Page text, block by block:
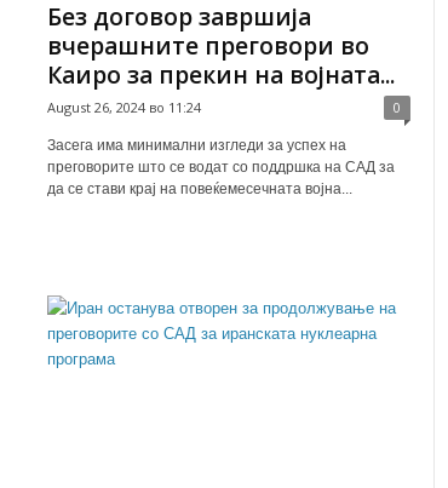
Без договор завршија
вчерашните преговори во
Каиро за прекин на војната...
August 26, 2024 во 11:24 0
Засега има минимални изгледи за успех на
преговорите што се водат со поддршка на САД за
да се стави крај на повеќемесечната војна...